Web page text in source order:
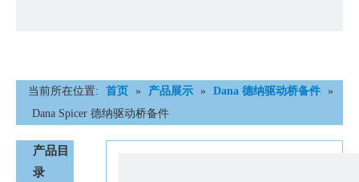
当前所在位置: 首页 » 产品展示 » Dana 德纳驱动桥备件 »
Dana Spicer 德纳驱动桥备件
产品目
录